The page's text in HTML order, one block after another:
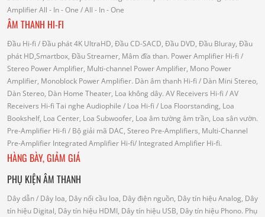
AmplifierAll - In - One / All - In - One
ÂM THANH HI-FI
Đầu Hi-fi / Đầu phát 4K UltraHD, Đầu CD-SACD, Đầu DVD, Đầu Bluray, Đầu
phát HD,Smartbox, Đầu Streamer, Mâm đĩa than. Power Amplifier Hi-fi /
Stereo Power Amplifier, Multi-channel Power Amplifier, Mono Power
Amplifier, Monoblock Power Amplifier. Dàn âm thanh Hi-fi / Dàn Mini Stereo,
Dàn Stereo, Dàn Home Theater, Loa không dây. AV Receivers Hi-fi / AV
Receivers Hi-fi Tai nghe Audiophile / Loa Hi-fi / Loa Floorstanding, Loa
Bookshelf, Loa Center, Loa Subwoofer, Loa âm tường âm trần, Loa sân vườn.
Pre-Amplifier Hi-fi / Bộ giải mã DAC, Stereo Pre-Amplifiers, Multi-Channel
Pre-Amplifier Integrated Amplifier Hi-fi/ Integrated Amplifier Hi-fi.
HÀNG BÀY, GIẢM GIÁ
PHỤ KIỆN ÂM THANH
Dây dẫn/ Dây loa, Dây nối cầu loa, Dây điện nguồn, Dây tín hiệu Analog, Dây
tín hiệu Digital, Dây tín hiệu HDMI, Dây tín hiệu USB, Dây tín hiệu Phono. Phụ